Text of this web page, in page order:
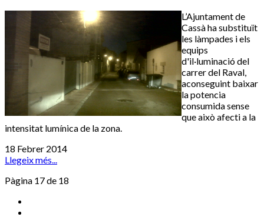
L’Ajuntament de
Cassà ha substituït
les làmpades i els
equips
d'il·luminació del
carrer del Raval,
aconseguint baixar
la potencia
consumida sense
que això afecti a la
intensitat lumínica de la zona.
18 Febrer 2014
Llegeix més...
Pàgina 17 de 18